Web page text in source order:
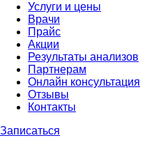
Услуги и цены
Врачи
Прайс
Акции
Результаты анализов
Партнерам
Онлайн консультация
Отзывы
Контакты
Записаться